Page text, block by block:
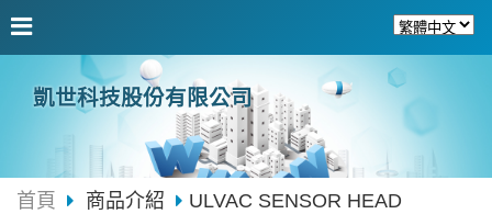
凱世科技股份有限公司
首頁 商品介紹 ULVAC SENSOR HEAD